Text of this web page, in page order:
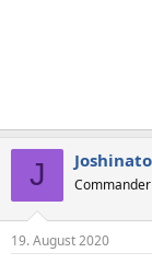
J Commander
19. August 2020